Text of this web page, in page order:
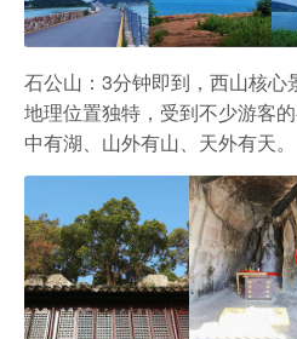
石公山：3分钟即到，西山核心
地理位置独特，受到不少游客
中有湖、山外有山、天外有天。